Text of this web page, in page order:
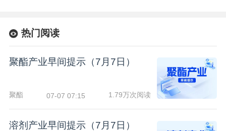
热门阅读
聚酯产业早间提示（7月7日）
聚酯 07-07 07:15 1.79万次阅读
溶剂产业早间提示（7月7日）